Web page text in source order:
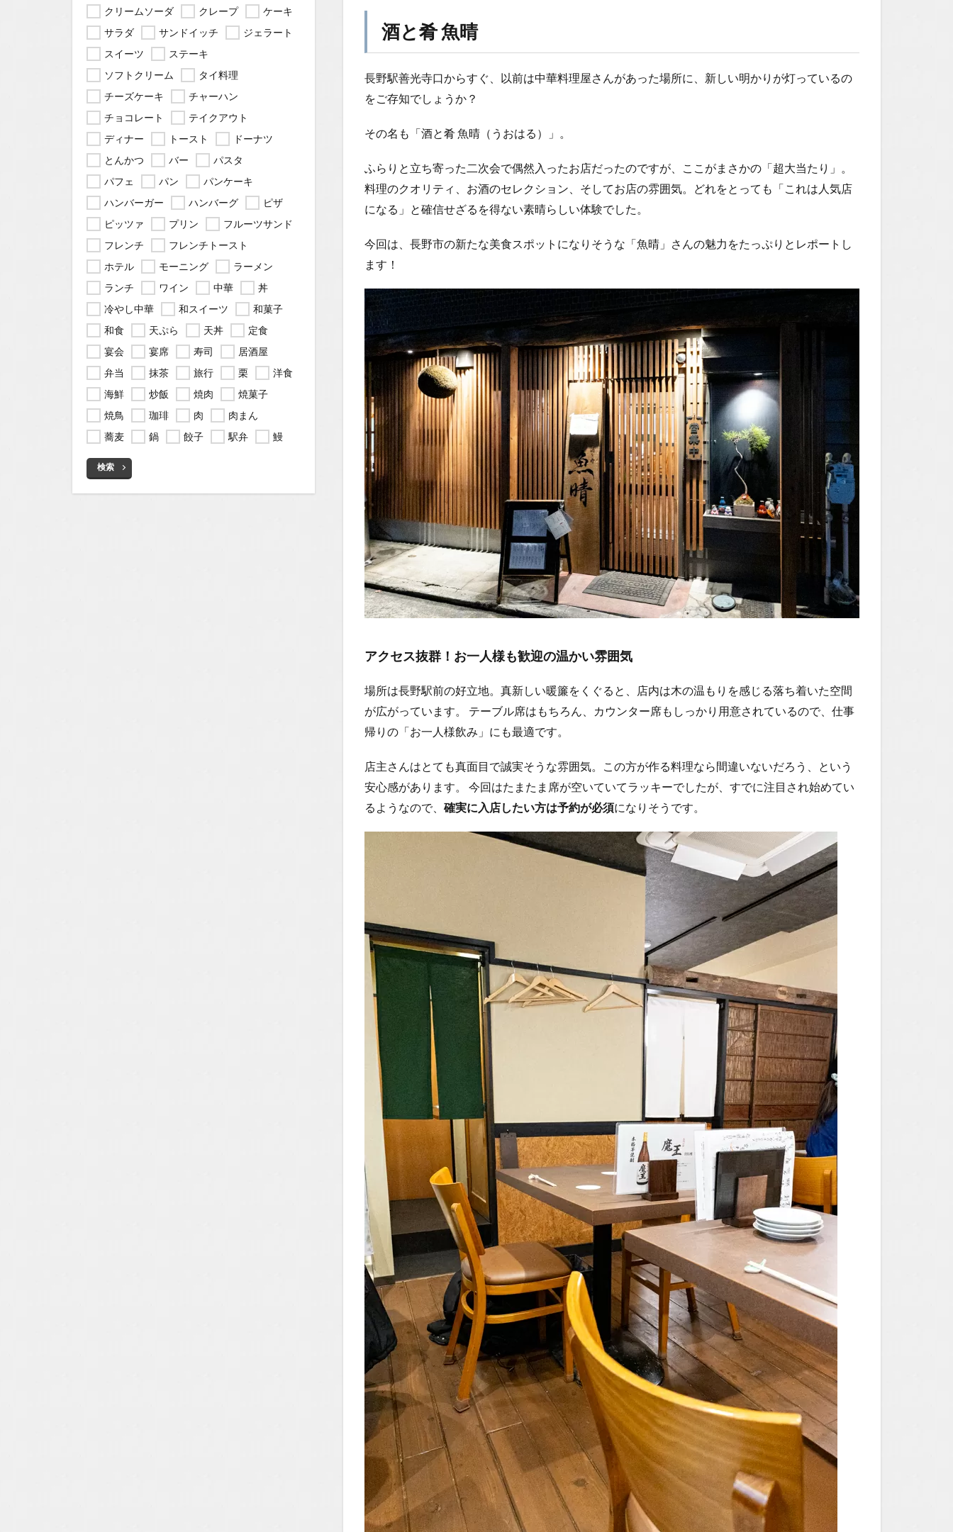
肴
魚
晴
1.0.1
アクセ
一人様
の温か
い雰囲
まずは
ここは
間違い
ない
1.0.3
センス
が光る
「刺身
盛り合
わせ」
と揚げ
物たち
1.0.4
衝撃の
旨さ！
タルタ
ルで溺
れる
「アジ
フラ
イ」
完璧！
茶色い
「焼き
おにぎ
り」
1.0.6
まと
め：絶
対にリ
You
Tube
1.2.1
はいし
ゃの食
べ歩き
You
Tubeチ
ャンネ
酒と肴 魚晴
長野駅善光寺口からすぐ、以前は中華料理屋さんがあった場所に、新しい明かりが灯っているの
をご存知でしょうか？
その名も「酒と肴 魚晴（うおはる）」。
ふらりと立ち寄った二次会で偶然入ったお店だったのですが、ここがまさかの「超大当たり」。
料理のクオリティ、お酒のセレクション、そしてお店の雰囲気。どれをとっても「これは人気店
になる」と確信せざるを得ない素晴らしい体験でした。
今回は、長野市の新たな美食スポットになりそうな「魚晴」さんの魅力をたっぷりとレポートし
ます！
アクセス抜群！お一人様も歓迎の温かい雰囲気
場所は長野駅前の好立地。真新しい暖簾をくぐると、店内は木の温もりを感じる落ち着いた空間
が広がっています。 テーブル席はもちろん、カウンター席もしっかり用意されているので、仕事
帰りの「お一人様飲み」にも最適です。
店主さんはとても真面目で誠実そうな雰囲気。この方が作る料理なら間違いないだろう、という
安心感があります。 今回はたまたま席が空いていてラッキーでしたが、すでに注目され始めてい
るようなので、 確実に入店したい方は予約が必須になりそうです。
クリームソーダ
クレープ
ケーキ
サラダ
サンドイッチ
ジェラート
スイーツ
ステーキ
ソフトクリーム
タイ料理
チーズケーキ
チャーハン
チョコレート
テイクアウト
ディナー
トースト
ドーナツ
とんかつ
バー
パスタ
パフェ
パン
パンケーキ
ハンバーガー
ハンバーグ
ピザ
ピッツァ
プリン
フルーツサンド
フレンチ
フレンチトースト
ホテル
モーニング
ラーメン
ランチ
ワイン 中華
丼
冷やし中華
和スイーツ
和菓子
和食
天ぷら 天丼
定食
宴会
宴席 寿司
居酒屋
弁当
抹茶 旅行 栗
洋食
海鮮
炒飯 焼肉
焼菓子
焼鳥
珈琲 肉
肉まん
蕎麦
鍋 餃子 駅弁 鰻
検索